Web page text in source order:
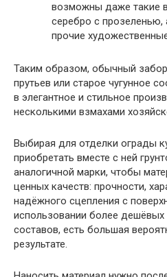
возможны даже такие
серебро с
прочие
Таким образом, обычный
прутьев или старое чугунное
в элегантное и стильное
несколькими взмахами
Выбирая для отделки ограды
приобретать вместе с ней
аналогичной марки, чтобы
ценных качеств: прочности,
надёжного сцепления с
использовании более
составов, есть большая
результате.